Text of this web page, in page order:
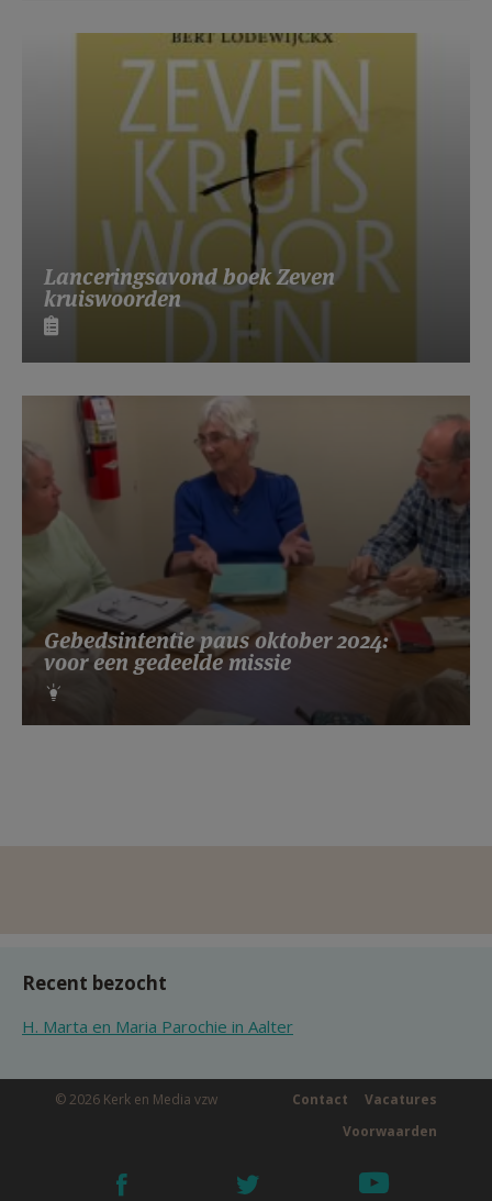
Lanceringsavond boek Zeven
kruiswoorden
Gebedsintentie paus oktober 2024:
voor een gedeelde missie
Recent bezocht
H. Marta en Maria Parochie in Aalter
© 2026 Kerk en Media vzw Vacatures
Contact
Voorwaarden